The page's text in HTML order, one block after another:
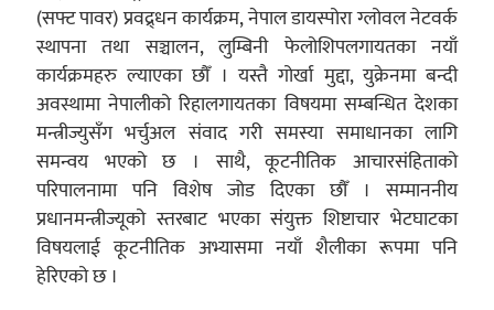
(सफ्ट पावर) प्रवद्र्धन कार्यक्रम, नेपाल डायस्पोरा ग्लोवल नेटवर्क
स्थापना तथा सञ्चालन, लुम्बिनी फेलोशिपलगायतका नयाँ
कार्यक्रमहरु ल्याएका छौँ । यस्तै गोर्खा मुद्दा, युक्रेनमा बन्दी
अवस्थामा नेपालीको रिहालगायतका विषयमा सम्बन्धित देशका
मन्त्रीज्युसँग भर्चुअल संवाद गरी समस्या समाधानका लागि
समन्वय भएको छ । साथै, कूटनीतिक आचारसंहिताको
परिपालनामा पनि विशेष जोड दिएका छौँ । सम्माननीय
प्रधानमन्त्रीज्यूको स्तरबाट भएका संयुक्त शिष्टाचार भेटघाटका
विषयलाई कूटनीतिक अभ्यासमा नयाँ शैलीका रूपमा पनि
हेरिएको छ ।